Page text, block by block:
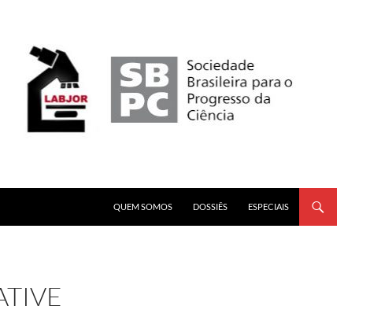
QUEM SOMOS
DOSSIÊS ESPECIAIS